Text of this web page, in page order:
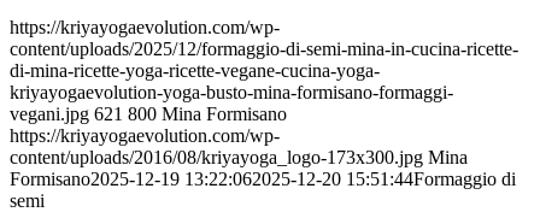
https://kriyayogaevolution.com/wp-
content/uploads/2025/12/formaggio-di-semi-mina-in-cucina-ricette-
di-mina-ricette-yoga-ricette-vegane-cucina-yoga-
kriyayogaevolution-yoga-busto-mina-formisano-formaggi-
vegani.jpg 621 800 Mina Formisano
https://kriyayogaevolution.com/wp-
content/uploads/2016/08/kriyayoga_logo-173x300.jpg Mina
Formisano2025-12-19 13:22:062025-12-20 15:51:44Formaggio di
semi